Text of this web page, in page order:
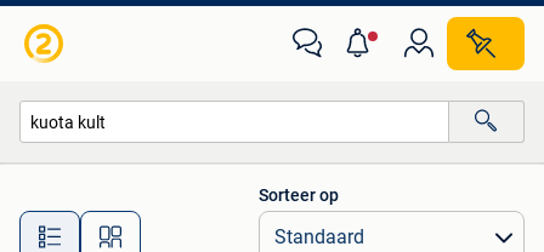
Alle afstanden…
Sorteer op